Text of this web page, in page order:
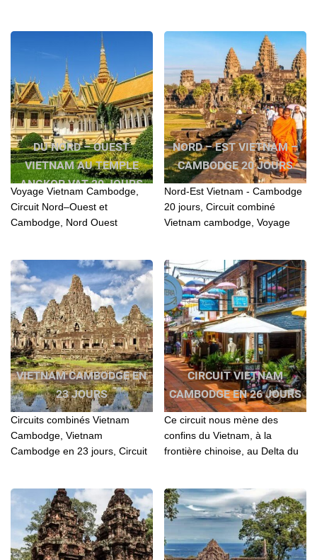
DU NORD – OUEST
VIETNAM AU TEMPLE
ANGKOR VAT 20 JOURS
Voyage Vietnam Cambodge,
Circuit Nord–Ouest et
Cambodge, Nord Ouest
Angkor Vat, Nord ouest
Vietnam Cambodge
NORD – EST VIETNAM –
CAMBODGE 20 JOURS
Nord-Est Vietnam - Cambodge
20 jours, Circuit combiné
Vietnam cambodge, Voyage
Nord Est Vietnam Cambodge...
VIETNAM CAMBODGE EN
23 JOURS
Circuits combinés Vietnam
Cambodge, Vietnam
Cambodge en 23 jours, Circuit
de voyage Vietnam cambodge
CIRCUIT VIETNAM
CAMBODGE EN 26 JOURS
Ce circuit nous mène des
confins du Vietnam, à la
frontière chinoise, au Delta du
riches et variées